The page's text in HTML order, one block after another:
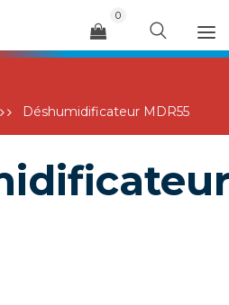
0
Déshumidificateur MDR55